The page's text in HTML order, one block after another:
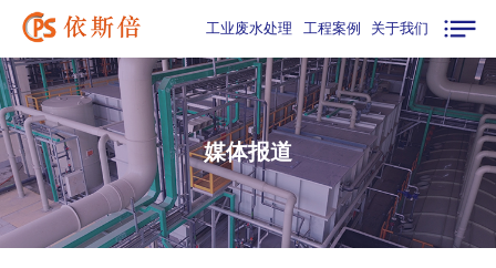
工业废水处理 工程案例 关于我们
媒体报道